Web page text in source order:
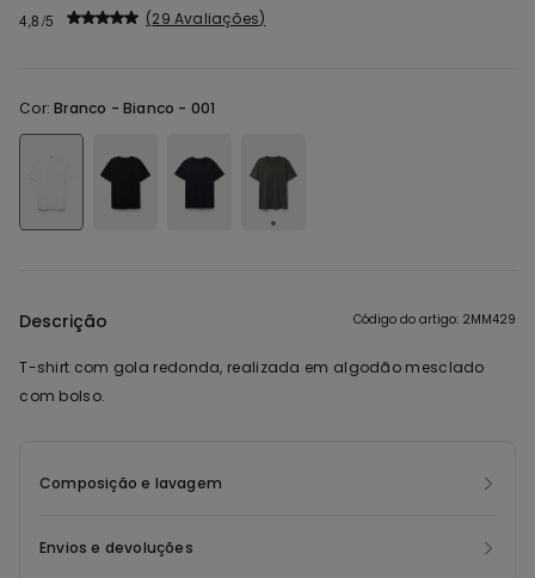
4,8 29 Avaliações
Cor:Branco -Bianco - 001
Descrição Código do artigo: 2MM429
T-shirt com gola redonda, realizada em algodão mesclado
com bolso.
Composição e lavagem
Envios e devoluções